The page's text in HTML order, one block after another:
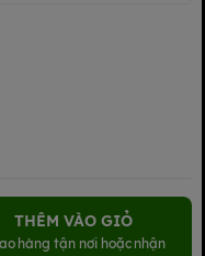
THÊM VÀO GIỎ
hàng tận nơi hoặc nhận